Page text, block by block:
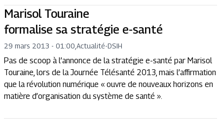
Marisol Touraine
formalise sa stratégie e-santé
29 mars 2013 - 01:00 Actualité-DSIH
Pas de scoop à l’annonce de la stratégie e-santé par Marisol
Touraine, lors de la Journée Télésanté 2013, mais l’affirmation
que la révolution numérique « ouvre de nouveaux horizons en
matière d’organisation du système de santé ».